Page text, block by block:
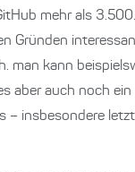
mehr als
Gründen
man kann
aber auch noch
– insbesondere